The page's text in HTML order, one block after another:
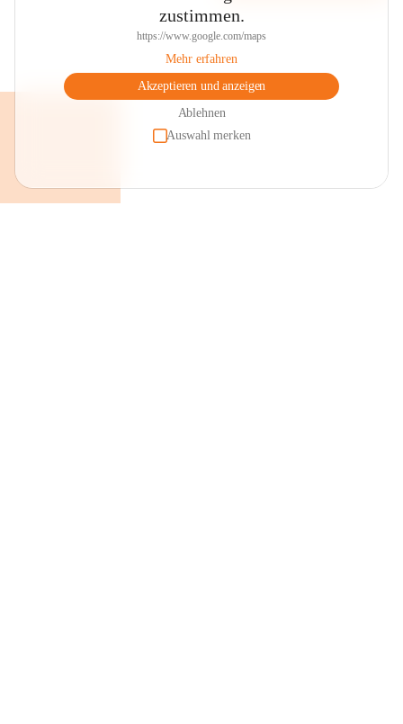
zustimmen.
https://www.google.com/maps
Mehr erfahren
Akzeptieren und anzeigen
Ablehnen
Auswahl merken